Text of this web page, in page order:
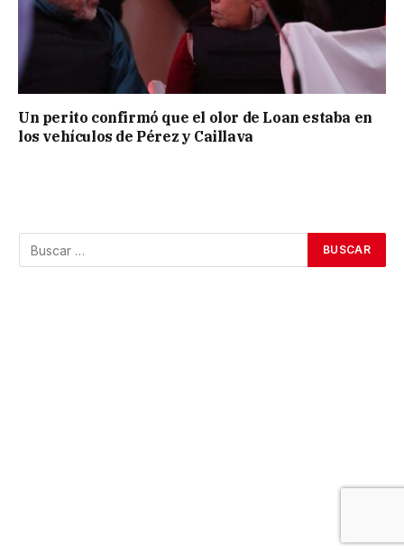
Un perito confirmó que el olor de Loan estaba en
los vehículos de Pérez y Caillava